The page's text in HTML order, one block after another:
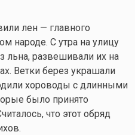
лен — главного
народе. С утра на улицу
развешивали их на
Ветки берез украшали
хороводы с длинными
было принято
что этот обряд